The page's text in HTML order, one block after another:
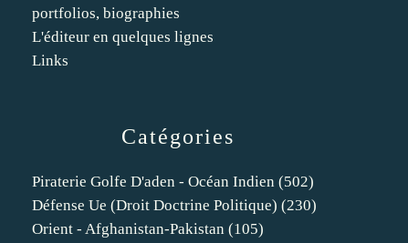
Catégories
Piraterie Golfe D'aden - Océan Indien (502)
Défense Ue (droit Doctrine Politique) (230)
Orient - Afghanistan-Pakistan (105)
portfolios, biographies
L'éditeur en quelques lignes
Links